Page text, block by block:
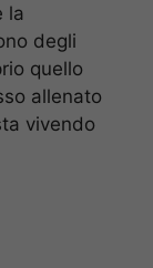
la
degli
quello
allenato
vivendo